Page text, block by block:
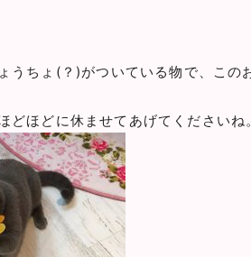
うちょ(？)がついている物で、この
ほどに休ませてあげてくださいね。